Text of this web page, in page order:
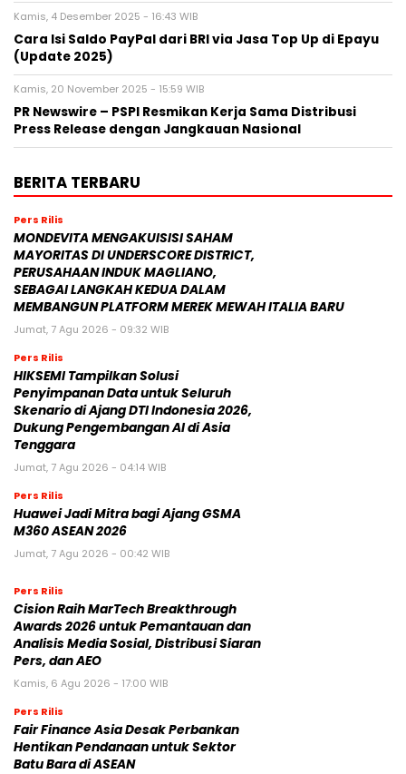
Kamis, 4 Desember 2025 - 16:43 WIB
Cara Isi Saldo PayPal dari BRI via Jasa Top Up di Epayu
(Update 2025)
Kamis, 20 November 2025 - 15:59 WIB
PR Newswire – PSPI Resmikan Kerja Sama Distribusi
Press Release dengan Jangkauan Nasional
BERITA TERBARU
Pers Rilis
MONDEVITA MENGAKUISISI SAHAM
MAYORITAS DI UNDERSCORE DISTRICT,
PERUSAHAAN INDUK MAGLIANO,
SEBAGAI LANGKAH KEDUA DALAM
MEMBANGUN PLATFORM MEREK MEWAH ITALIA BARU
Jumat, 7 Agu 2026 - 09:32 WIB
Pers Rilis
HIKSEMI Tampilkan Solusi
Penyimpanan Data untuk Seluruh
Skenario di Ajang DTI Indonesia 2026,
Dukung Pengembangan AI di Asia
Tenggara
Jumat, 7 Agu 2026 - 04:14 WIB
Pers Rilis
Huawei Jadi Mitra bagi Ajang GSMA
M360 ASEAN 2026
Jumat, 7 Agu 2026 - 00:42 WIB
Pers Rilis
Cision Raih MarTech Breakthrough
Awards 2026 untuk Pemantauan dan
Analisis Media Sosial, Distribusi Siaran
Pers, dan AEO
Kamis, 6 Agu 2026 - 17:00 WIB
Pers Rilis
Fair Finance Asia Desak Perbankan
Hentikan Pendanaan untuk Sektor
Batu Bara di ASEAN